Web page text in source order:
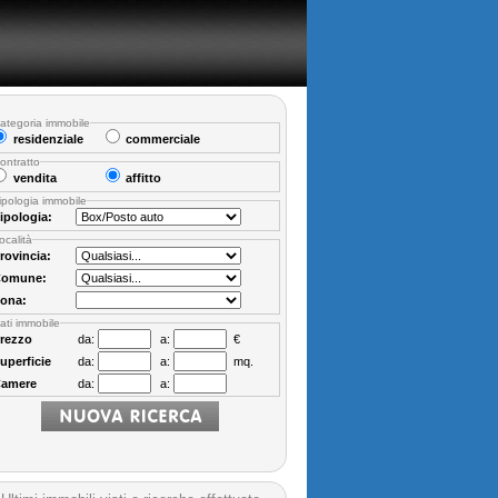
immobile
residenziale commerciale
vendita affitto
immobile
immobile
da: a:
€
da: a:
mq.
da: a: